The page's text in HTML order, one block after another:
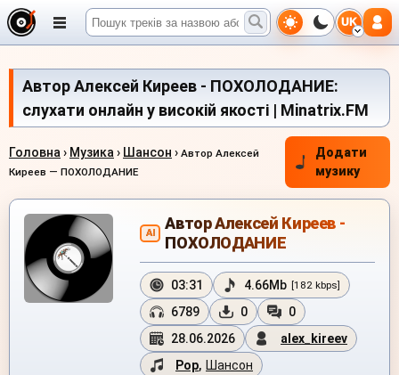
UK
Автор Алексей Киреев - ПОХОЛОДАНИЕ:
слухати онлайн у високій якості | Minatrix.FM
Головна › Музика › Шансон › Автор Алексей
Киреев — ПОХОЛОДАНИЕ
Додати
музику
AI
Автор Алексей Киреев -
ПОХОЛОДАНИЕ
03:31 4.66Mb [182 kbps]
6789 0
0
28.06.2026
alex_kireev
Pop, Шансон